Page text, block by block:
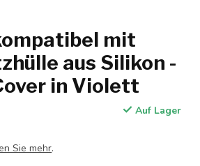
mit
aus Silikon -
in Violett
Auf Lager
Sie mehr.